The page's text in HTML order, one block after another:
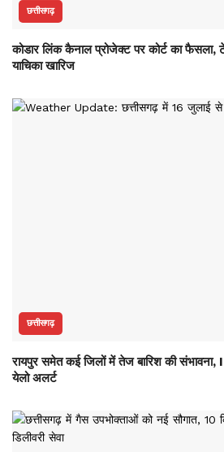
छत्तीसगढ़
कोडार लिंक कैनाल प्रोजेक्ट पर कोर्ट का फैसला,
याचिका खारिज
छत्तीसगढ़
रायपुर समेत कई जिलों में तेज बारिश की
येलो अलर्ट